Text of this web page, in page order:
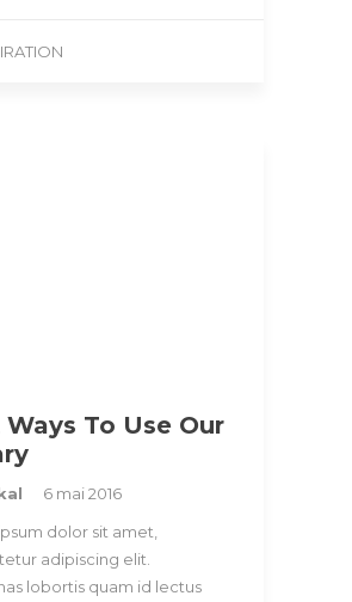
Ways To Use Our
6 mai 2016
dolor sit amet,
adipiscing elit.
lobortis quam id lectus